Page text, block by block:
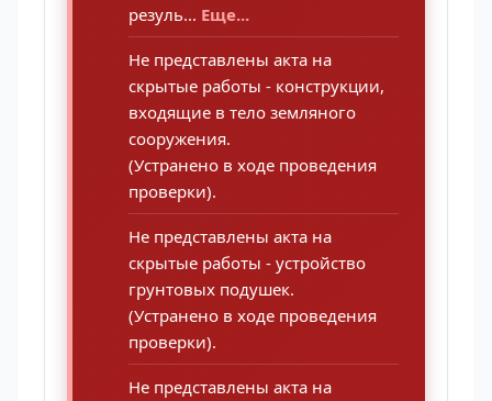
резуль... Еще...
Не представлены акта на
скрытые работы - конструкции,
входящие в тело земляного
сооружения.
(Устранено в ходе проведения
проверки).
Не представлены акта на
скрытые работы - устройство
грунтовых подушек.
(Устранено в ходе проведения
проверки).
Не представлены акта на